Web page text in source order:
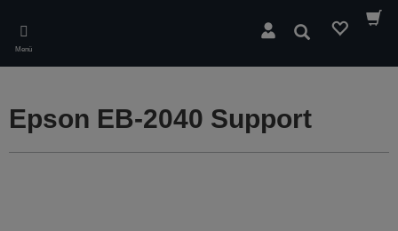
main
content
Menü
Suchen
Epson EB-2040 Support